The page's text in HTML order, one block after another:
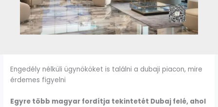
Engedély nélküli ügynököket is találni a dubaji piacon, mire
érdemes figyelni
Egyre több magyar fordítja tekintetét Dubaj felé, ahol